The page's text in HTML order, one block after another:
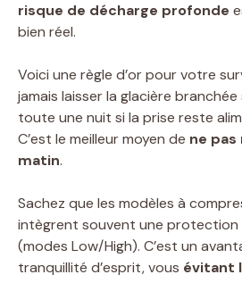
risque de décharge profonde
bien réel.
Voici une règle d’or pour votre
jamais laisser la glacière branchée
toute une nuit si la prise reste
C’est le meilleur moyen de ne
matin.
Sachez que les modèles à
intègrent souvent une
(modes Low/High). C’est un
tranquillité d’esprit, vous évitant